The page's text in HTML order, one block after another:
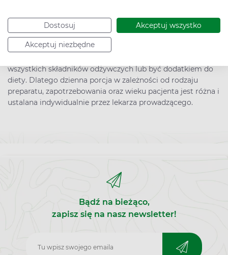
Dostosuj Akceptuj wszystko
Akceptuj niezbędne
Jak często podaje się Isosource?
Isosource podaje się drogą doustną lub w przypadku
pacjentów obłożnie chorych za pomocą specjalnego
wszystkich składników odżywczych lub być dodatkiem do
diety. Dlatego dzienna porcja w zależności od rodzaju
preparatu, zapotrzebowania oraz wieku pacjenta jest różna i
ustalana indywidualnie przez lekarza prowadzącego.
Bądź na bieżąco,
zapisz się na nasz newsletter!
Zapisz